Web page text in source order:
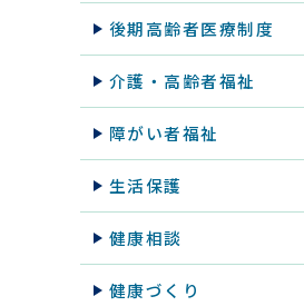
後期高齢者医療制度
介護・高齢者福祉
障がい者福祉
生活保護
健康相談
健康づくり